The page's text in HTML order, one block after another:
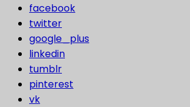
facebook
twitter
google_plus
linkedin
tumblr
pinterest
vk